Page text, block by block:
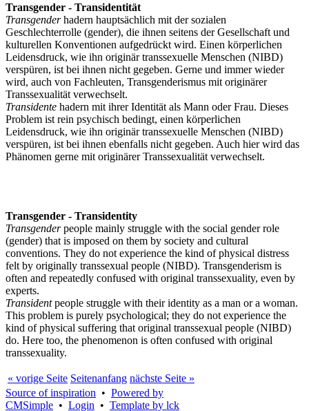
Transgender - Transidentität
Transgenderhadern hauptsächlich mit der sozialen
Geschlechterrolle (gender), die ihnen seitens der Gesellschaft und
kulturellen Konventionen aufgedrückt wird. Einen körperlichen
Leidensdruck, wie ihn originär transsexuelle Menschen (NIBD)
verspüren, ist bei ihnen nicht gegeben. Gerne und immer wieder
wird, auch von Fachleuten, Transgenderismus mit originärer
Transsexualität verwechselt.
Transidente hadern mit ihrer Identität als Mann oder Frau. Dieses
Problem ist rein psychisch bedingt, einen körperlichen
Leidensdruck, wie ihn originär transsexuelle Menschen (NIBD)
verspüren, ist bei ihnen ebenfalls nicht gegeben. Auch hier wird das
Phänomen gerne mit originärer Transsexualität verwechselt.
Transgender - Transidentity
Transgenderpeople mainly struggle with the social gender role
(gender) that is imposed on them by society and cultural
conventions. They do not experience the kind of physical distress
felt by originally transsexual people (NIBD). Transgenderism is
often and repeatedly confused with original transsexuality, even by
experts.
Transidentpeople struggle with their identity as a man or a woman.
This problem is purely psychological; they do not experience the
kind of physical suffering that original transsexual people (NIBD)
do. Here too, the phenomenon is often confused with original
transsexuality.
« vorige Seite Seitenanfang nächste Seite »
Source of inspiration • Powered by
CMSimple • Login • Template by lck